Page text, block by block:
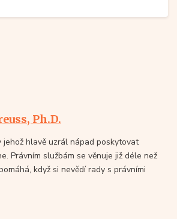
Ph.D.
jehož hlavě uzrál nápad poskytovat
Právním službám se věnuje již déle než
když si nevědí rady s právními